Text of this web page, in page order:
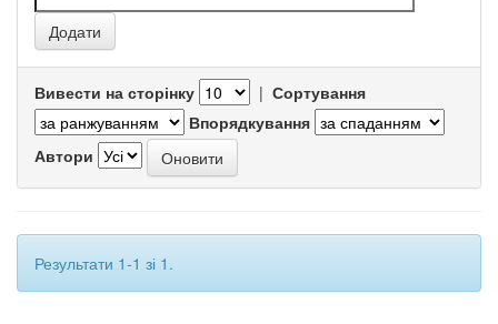
Вивести на сторінку | Сортування
Впорядкування
Автори
Результати 1-1 зі 1.